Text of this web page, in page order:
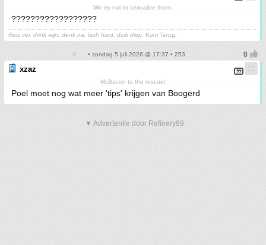
We try not to sexualize them.
??????????????????
Reis ver, drink wijn, denk na, lach hard, duik diep. Kom Terug.
• zondag 5 juli 2026 @ 17:37 • 253
xzaz
McBacon to the rescue!
Poel moet nog wat meer 'tips' krijgen van Boogerd
▼ Advertentie door Refinery89